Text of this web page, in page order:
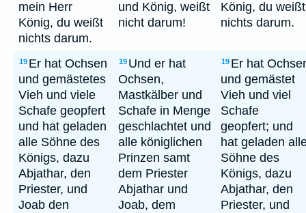
mein Herr
König, du weißt
nichts darum.
und König, weißt
nicht darum!
König, du weißt
nichts darum.
19 Er hat Ochsen
und gemästetes
Vieh und viele
Schafe geopfert
und hat geladen
alle Söhne des
Königs, dazu
Abjathar, den
Priester, und
Joab den
19 Und er hat
Ochsen,
Mastkälber und
Schafe in Menge
geschlachtet und
alle königlichen
Prinzen samt
dem Priester
Abjathar und
Joab, dem
19 Er hat
und gemästet
Vieh und viel
Schafe
geopfert; und
hat geladen
Söhne des
Königs, dazu
Abjathar, den
Priester, und